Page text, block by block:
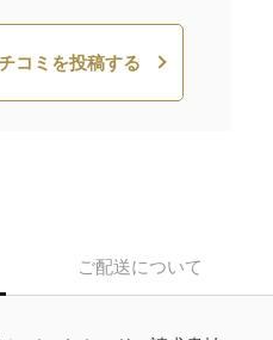
コミを投稿する
ご配送について